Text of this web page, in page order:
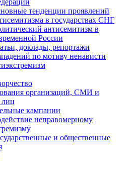
тенденции проявлений
в государствах СНГ
антисемитизм в
России
доклады, репортажи
по мотиву ненависти
организаций, СМИ и
лиц
кампании
неправомерному
и общественные